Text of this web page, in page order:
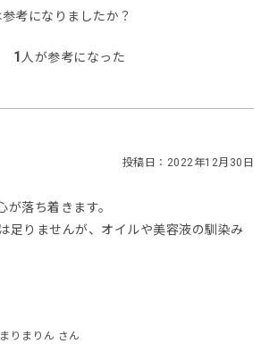
考になりましたか？
1 人が参考になった
投稿日：2022年12月30日
が落ち着きます。
足りませんが、オイルや美容液の馴染み
りまりん さん